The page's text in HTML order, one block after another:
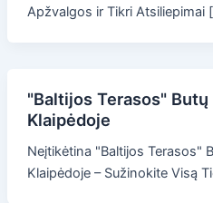
Apžvalgos ir Tikri Atsiliepimai
"Baltijos Terasos"
Klaipėdoje
Neįtikėtina "Baltijos Terasos"
Klaipėdoje – Sužinokite Visą